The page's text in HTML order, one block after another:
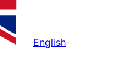
English